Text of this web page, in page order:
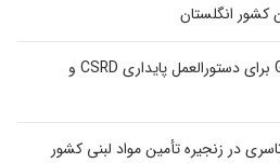
انگلستان
استفاده از GS1 Data Source برای دستورالعمل پایداری CSRD و
در زنجیره تأمین مواد لبنی کشور